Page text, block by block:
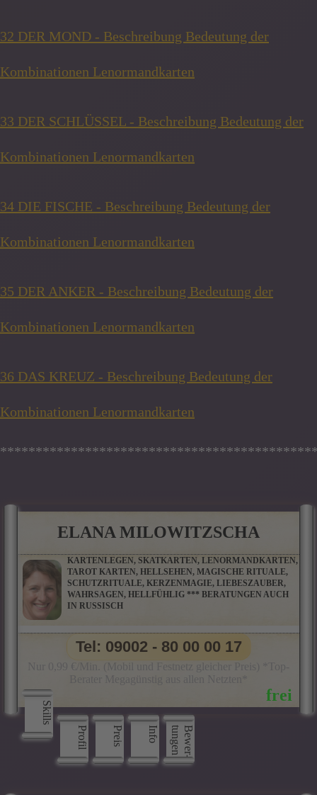
32 DER MOND - Beschreibung Bedeutung der
Kombinationen Lenormandkarten
33 DER SCHLÜSSEL - Beschreibung Bedeutung der
Kombinationen Lenormandkarten
34 DIE FISCHE - Beschreibung Bedeutung der
Kombinationen Lenormandkarten
35 DER ANKER - Beschreibung Bedeutung der
Kombinationen Lenormandkarten
36 DAS KREUZ - Beschreibung Bedeutung der
Kombinationen Lenormandkarten
ELANA MILOWITZSCHA
KARTENLEGEN, SKATKARTEN, LENORMANDKARTEN,
TAROT KARTEN, HELLSEHEN, MAGISCHE RITUALE,
SCHUTZRITUALE, KERZENMAGIE, LIEBESZAUBER,
WAHRSAGEN, HELLFÜHLIG *** BERATUNGEN AUCH
IN RUSSISCH
Skills
Profil
Preis Info B
e
w
e
r
­
t
u
n
g
e
n
Tel: 09002 - 80 00 00 17